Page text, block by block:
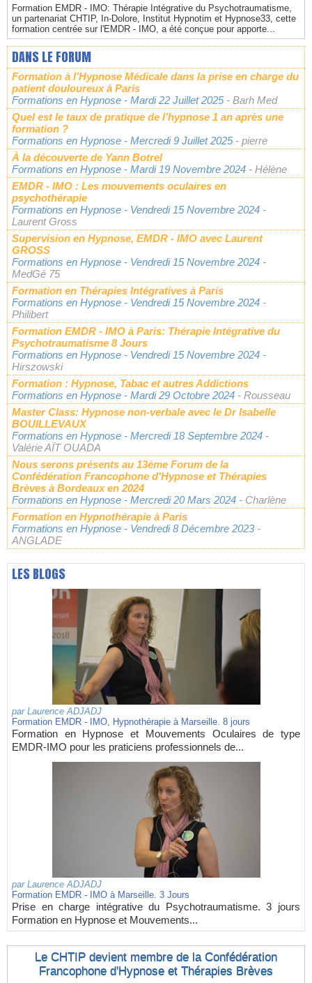
Formation EMDR - IMO: Thérapie Intégrative du Psychotraumatisme,
un partenariat CHTIP, In-Dolore, Institut Hypnotim et Hypnose33, cette
formation centrée sur l'EMDR - IMO, a été conçue pour apporte...
DANS LE FORUM
Formation à l’Hypnose Médicale dans la prise en charge du
patient douloureux à Paris
Formations en Hypnose - Mardi 22 Juillet 2025 - Barh Med
Quel est le taux de pratique de l’hypnose 1 an après une
formation ?
Formations en Hypnose - Mercredi 9 Juillet 2025 - pierre
À la découverte de Yann Botrel
Formations en Hypnose - Mardi 19 Novembre 2024 - Hélène
EMDR - IMO : Les mouvements oculaires en
psychothérapie
Formations en Hypnose - Vendredi 15 Novembre 2024 -
Laurent Gross
Supervision en Hypnose, EMDR - IMO avec Laurent
GROSS
Formations en Hypnose - Vendredi 15 Novembre 2024 -
MedGé 75
Formation en Thérapies Intégratives à Paris
Formations en Hypnose - Vendredi 15 Novembre 2024 -
Philibert
Formation EMDR - IMO à Paris: Thérapie Intégrative du
Psychotraumatisme 8 Jours
Formations en Hypnose - Vendredi 15 Novembre 2024 -
Hirszowski
Formation : Hypnose, Tabac et autres Addictions
Formations en Hypnose - Mardi 29 Octobre 2024 - Rousseau
Master Class: Hypnose non-verbale avec le Dr Isabelle
BOUILLEVAUX
Formations en Hypnose - Mercredi 18 Septembre 2024 -
Valérie AÏT OUADA
Nous serons présents au 13ème Forum de la
Confédération Francophone d'Hypnose et Thérapies
Brèves à Bordeaux en 2024
Formations en Hypnose - Mercredi 20 Mars 2024 - Charlène
Formation en Hypnothérapie à Paris
Formations en Hypnose - Vendredi 8 Décembre 2023 -
ANGLADE
LES BLOGS
par Laurence ADJADJ
Formation EMDR - IMO, Hypnothérapie à Marseille. 8 jours
Formation en Hypnose et Mouvements Oculaires de type
EMDR-IMO pour les praticiens professionnels de...
par Laurence ADJADJ
Formation EMDR - IMO à Marseille. 3 Jours
Prise en charge intégrative du Psychotraumatisme. 3 jours
Formation en Hypnose et Mouvements...
Le CHTIP devient membre de la Confédération
Francophone d'Hypnose et Thérapies Brèves